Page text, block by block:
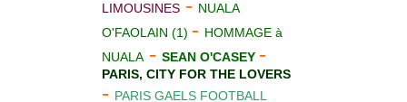
LIMOUSINES - NUALA
O'FAOLAIN (1) - HOMMAGE à
NUALA - SEAN O'CASEY -
PARIS, CITY FOR THE LOVERS
- PARIS GAELS FOOTBALL